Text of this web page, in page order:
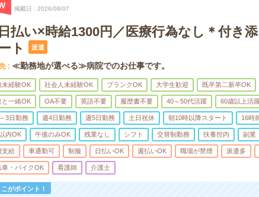
掲載日 2026/08/07
払い×時給1300円／医療行為なし＊付き
ト
派遣
≪勤務地が選べる≫病院でのお仕事です。
未経験OK 社会人未経験OK ブランクOK 大学生歓迎 既卒第二新卒OK
と一緒OK OA不要 英語不要 履歴書不要 40～50代活躍 60歳以上活
3日勤務 週4日勤務 週5日勤務 土日祝休 朝10時以降スタート 16時
内OK 午後のみOK 残業なし シフト 交替制勤務 扶養控内 副業
支給 車通勤可 制服 日払いOK 週払いOK 職場が禁煙 派遣多
車・バイクOK 看護師 介護士
こがポイント！